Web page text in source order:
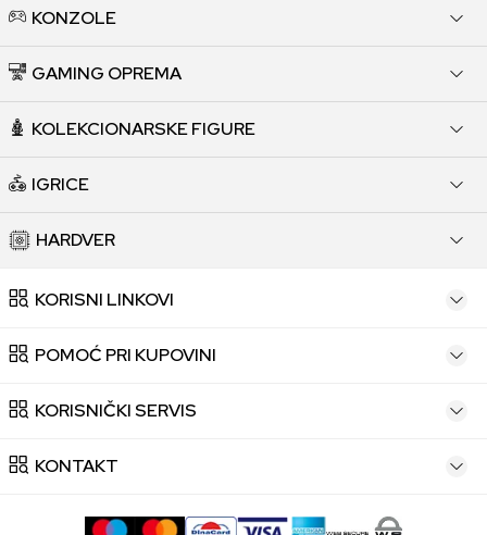
KONZOLE
GAMING OPREMA
KOLEKCIONARSKE FIGURE
IGRICE
HARDVER
KORISNI LINKOVI
POMOĆ PRI KUPOVINI
KORISNIČKI SERVIS
KONTAKT